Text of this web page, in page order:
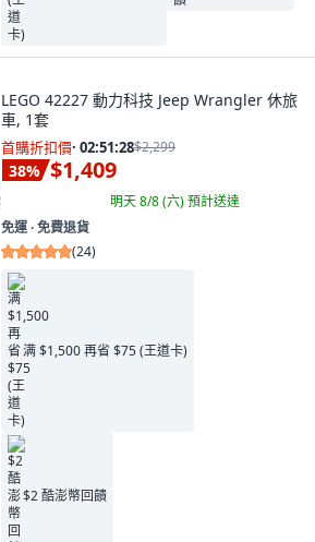
LEGO 42227 動力科技 Jeep Wrangler 休旅
車, 1套
首購折扣價· 02:51:27$2,299
38% $1,409
明天 8/8 (六)預計送達
免運 ∙ 免費退貨
(24)
满 $1,500 再省 $75 (王道卡)
$2 酷澎幣回饋